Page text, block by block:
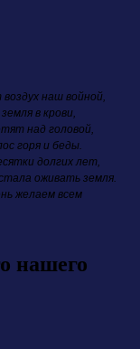
наш войной,
в крови,
над головой,
горя и беды.
долгих лет,
оживать земля.
желаем всем
нашего